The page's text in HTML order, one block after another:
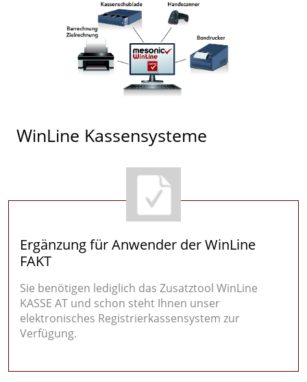
WinLine Kassensysteme
Ergänzung für Anwender der WinLine
FAKT
Sie benötigen lediglich das Zusatztool WinLine
KASSE AT und schon steht Ihnen unser
elektronisches Registrierkassensystem zur
Verfügung.